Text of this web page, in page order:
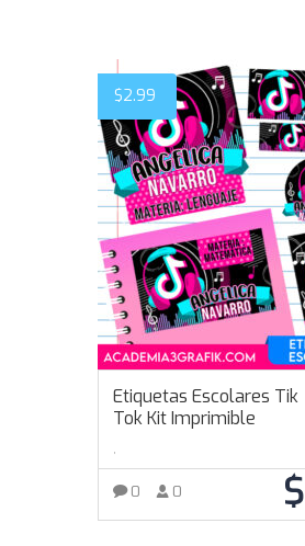
$2.99
Etiquetas Escolares Tik
Tok Kit Imprimible
,
0 0 $